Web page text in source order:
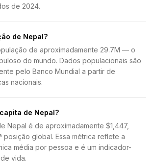
de 2024.
de Nepal?
de aproximadamente 29.7M — o
do mundo. Dados populacionais são
pelo Banco Mundial a partir de
nacionais.
de Nepal?
Nepal é de aproximadamente $1,447,
posição global. Essa métrica reflete a
média por pessoa e é um indicador-
vida.